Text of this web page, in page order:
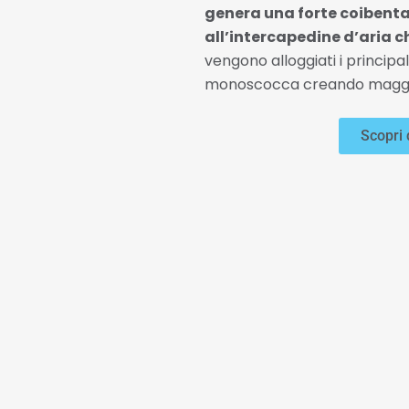
genera una forte
all’intercapedine d’aria
vengono alloggiati i
monoscocca creando
Scopri